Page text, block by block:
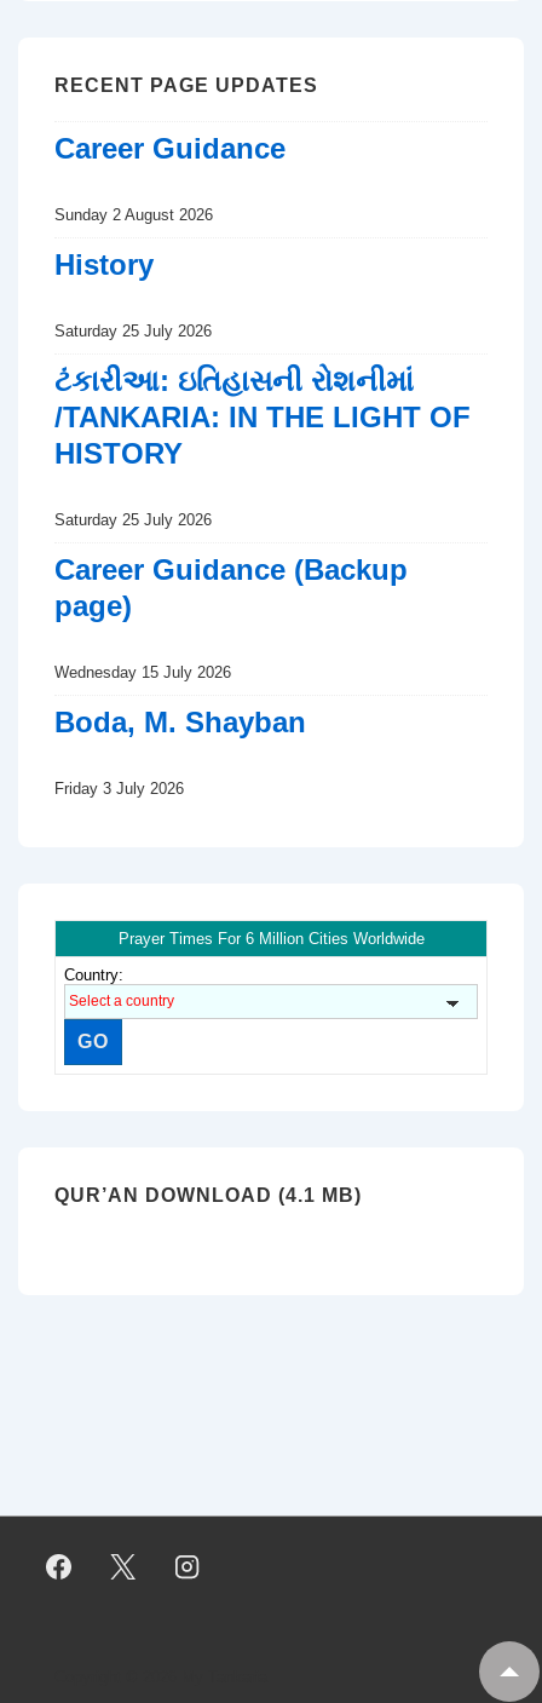
RECENT PAGE UPDATES
Career Guidance
Sunday 2 August 2026
History
Saturday 25 July 2026
ટંકારીઆ: ઇતિહાસની રોશનીમાં
/TANKARIA: IN THE LIGHT OF
HISTORY
Saturday 25 July 2026
Career Guidance (Backup
page)
Wednesday 15 July 2026
Boda, M. Shayban
Friday 3 July 2026
Prayer Times For 6 Million Cities Worldwide
Country:
QUR’AN DOWNLOAD (4.1 MB)